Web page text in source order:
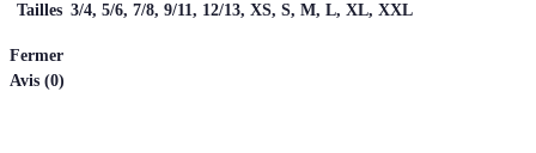
Tailles 3/4, 5/6, 7/8, 9/11, 12/13, XS, S, M, L, XL, XXL
Fermer
Avis (0)